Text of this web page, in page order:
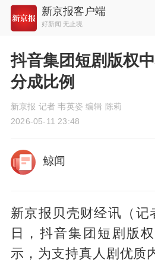
新京报客户端
好新闻 无止境
抖音集团短剧版权
分成比例
新京报 记者 韦英姿 编辑 陈莉
2026-05-11 23:48
鲸闻
新京报贝壳财经讯（记
日，抖音集团短剧版
示，为支持真人剧优质